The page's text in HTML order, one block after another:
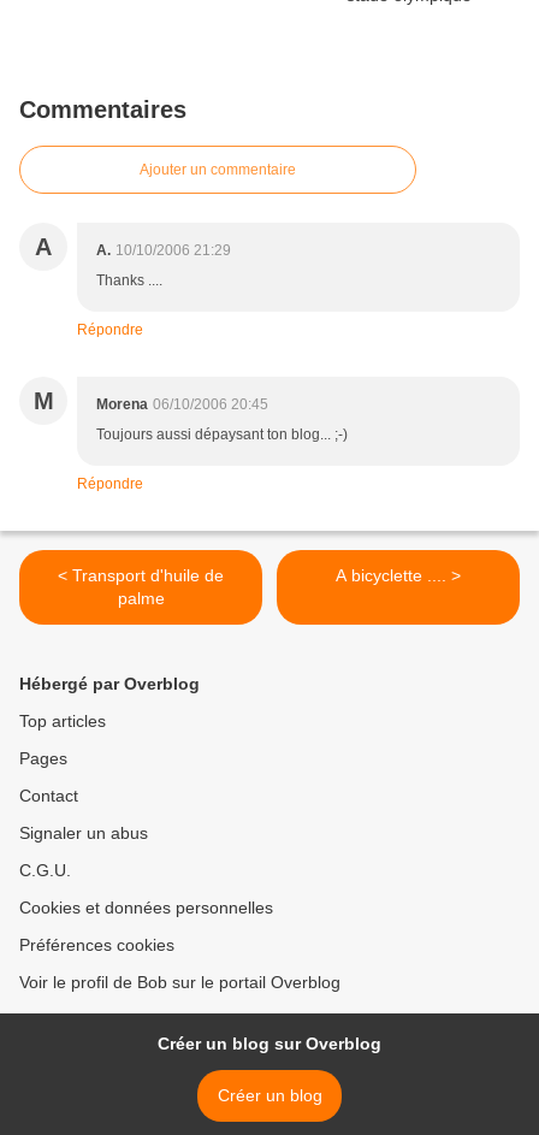
Commentaires
Ajouter un commentaire
A A. 10/10/2006 21:29
Thanks ....
Répondre
M Morena 06/10/2006 20:45
Toujours aussi dépaysant ton blog... ;-)
Répondre
< Transport d'huile de
palme
A bicyclette .... >
Hébergé par Overblog
Top articles
Pages
Contact
Signaler un abus
C.G.U.
Cookies et données personnelles
Préférences cookies
Voir le profil de Bob sur le portail Overblog
Créer un blog sur Overblog
Créer un blog